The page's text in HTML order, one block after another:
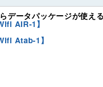
データパッケージが使え
AIR-1】
Atab-1】